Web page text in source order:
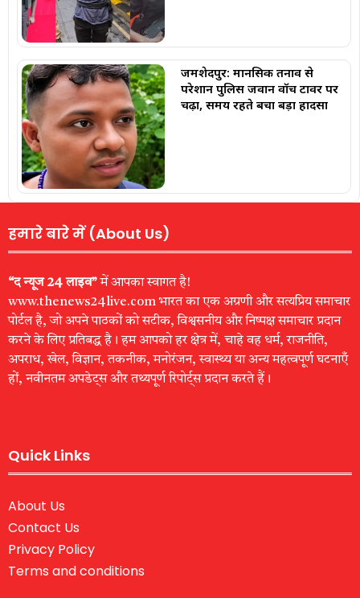
जमशेदपुर: मानसिक तनाव से
परेशान पुलिस जवान वॉच टावर पर
चढ़ा, समय रहते बचा बड़ा हादसा
हमारे बारे में (About Us)
“द न्यूज 24 लाइव”में आपका स्वागत है!
www.thenews24live.com भारत का एक अग्रणी और सत्यप्रिय समाचार
पोर्टल है, जो अपने पाठकों को सटीक, विश्वसनीय और निष्पक्ष समाचार प्रदान
करने के लिए प्रतिबद्ध है। हम आपको हर क्षेत्र में, चाहे वह धर्म, राजनीति,
अपराध, खेल, विज्ञान, तकनीक, मनोरंजन, स्वास्थ्य या अन्य महत्वपूर्ण घटनाएँ
हों, नवीनतम अपडेट्स और तथ्यपूर्ण रिपोर्ट्स प्रदान करते हैं।
Quick Links
About Us
Contact Us
Privacy Policy
Terms and conditions